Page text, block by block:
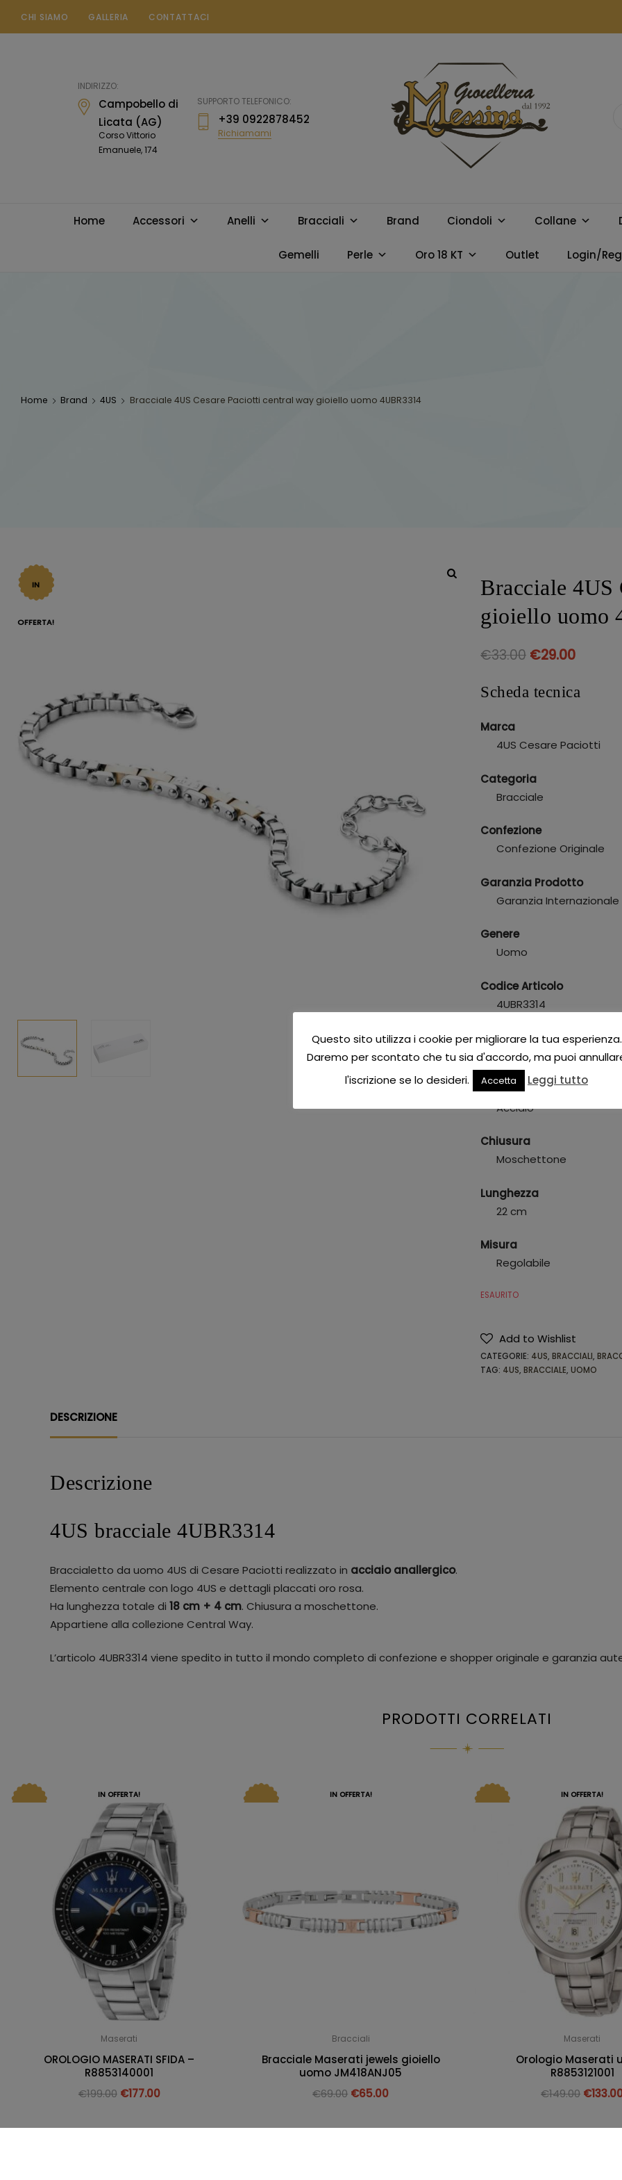
CHI SIAMO GALLERIA CONTATTACI
INDIRIZZO:
Campobello di
Licata (AG)
Corso Vittorio
Emanuele, 174
SUPPORTO TELEFONICO:
+39 0922878452
Richiamami
MESSINA
CAMPOBELLO
migliori marchi.
Home Accessori Anelli Bracciali Brand Ciondoli Collane
Gemelli Perle Oro 18 KT Outlet Login/
Home Brand 4US Bracciale 4US Cesare Paciotti central way gioiello uomo 4UBR3314
IN
OFFERTA!
Bracciale 4US
gioiello uomo
€33.00 €29.00
Scheda tecnica
Marca
4US Cesare Paciotti
Categoria
Bracciale
Confezione
Confezione Originale
Garanzia Prodotto
Garanzia Internazionale
Genere
Uomo
Codice Articolo
4UBR3314
Stile
Casual
Materiale
Acciaio
Chiusura
Moschettone
Lunghezza
22 cm
Misura
Regolabile
ESAURITO
Add to Wishlist
CATEGORIE: 4US, BRACCIALI,
TAG: 4US, BRACCIALE, UOMO
DESCRIZIONE
Descrizione
4US bracciale 4UBR3314
Braccialetto da uomo 4US di Cesare Paciotti realizzato in acciaio anallergico.
Elemento centrale con logo 4US e dettagli placcati oro rosa.
Ha lunghezza totale di 18 cm + 4 cm. Chiusura a moschettone.
Appartiene alla collezione Central Way.
L’articolo 4UBR3314 viene spedito in tutto il mondo completo di confezione e shopper originale e garanzia
PRODOTTI CORRELATI
IN OFFERTA!
Maserati
OROLOGIO MASERATI SFIDA –
R8853140001
€199.00 €177.00
IN OFFERTA!
Bracciali
Bracciale Maserati jewels gioiello
uomo JM418ANJ05
€69.00 €65.00
IN OFFERTA!
Maserati
Orologio Maserati
R8853121001
€149.00 €
Questo sito utilizza i cookie per migliorare la tua esperienza.
Daremo per scontato che tu sia d'accordo, ma puoi
l'iscrizione se lo desideri.
Accetta Leggi tutto